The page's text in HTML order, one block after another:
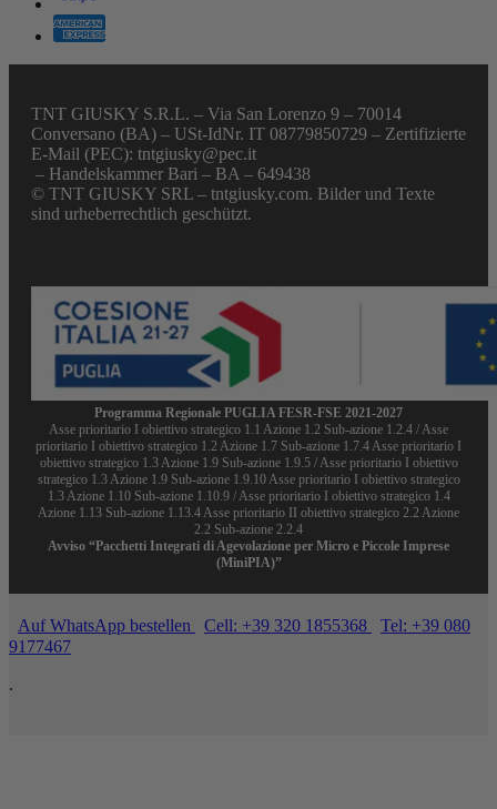
TNT GIUSKY S.R.L. – Via San Lorenzo 9 – 70014
Conversano (BA) – USt-IdNr. IT 08779850729 – Zertifizierte
E-Mail (PEC): tntgiusky@pec.it
– Handelskammer Bari – BA – 649438
© TNT GIUSKY SRL – tntgiusky.com. Bilder und Texte
sind urheberrechtlich geschützt.
Programma Regionale PUGLIA FESR-FSE 2021-2027
Asse prioritario I obiettivo strategico 1.1 Azione 1.2 Sub-azione 1.2.4 / Asse
prioritario I obiettivo strategico 1.2 Azione 1.7 Sub-azione 1.7.4 Asse prioritario I
obiettivo strategico 1.3 Azione 1.9 Sub-azione 1.9.5 / Asse prioritario I obiettivo
strategico 1.3 Azione 1.9 Sub-azione 1.9.10 Asse prioritario I obiettivo strategico
1.3 Azione 1.10 Sub-azione 1.10.9 / Asse prioritario I obiettivo strategico 1.4
Azione 1.13 Sub-azione 1.13.4 Asse prioritario II obiettivo strategico 2.2 Azione
2.2 Sub-azione 2.2.4
Avviso “Pacchetti Integrati di Agevolazione per Micro e Piccole Imprese
(MiniPIA)”
Auf WhatsApp bestellen Cell: +39 320 1855368
Tel: +39 080
9177467
.